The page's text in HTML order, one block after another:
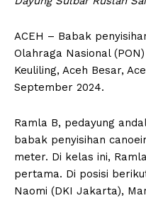
ACEH – Babak
Olahraga Nasional
Keuliling, Aceh Besar,
September 2024.
Ramla B, pedayung
babak penyisihan
meter. Di kelas ini,
pertama. Di posisi
Naomi (DKI Jakarta),